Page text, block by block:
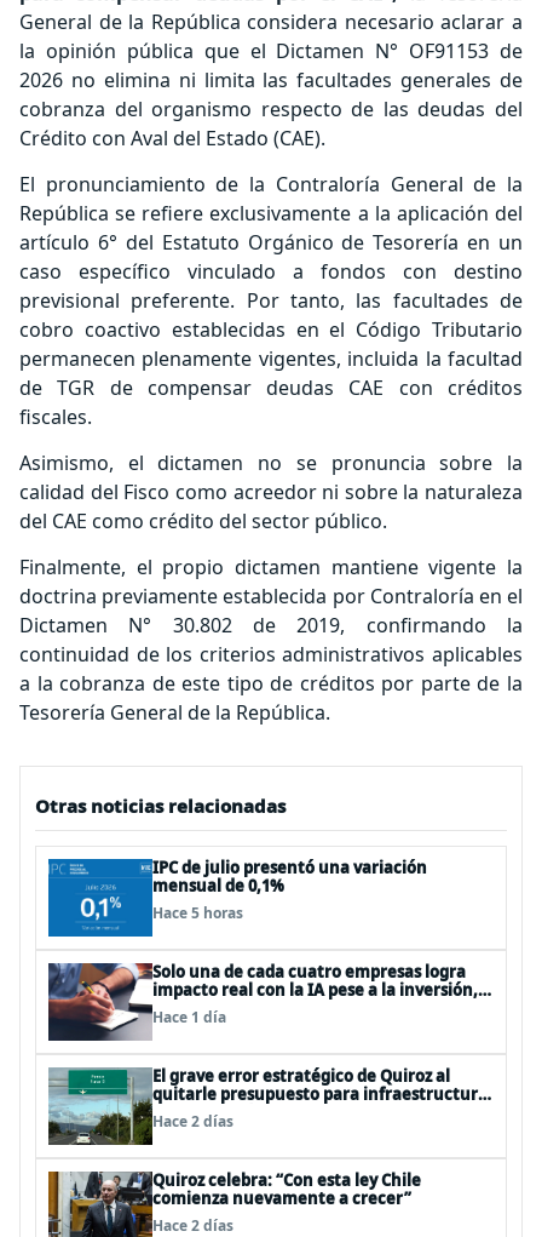
General de la República considera necesario aclarar a
la opinión pública que el Dictamen N° OF91153 de
2026 no elimina ni limita las facultades generales de
cobranza del organismo respecto de las deudas del
Crédito con Aval del Estado (CAE).
El pronunciamiento de la Contraloría General de la
República se refiere exclusivamente a la aplicación del
artículo 6° del Estatuto Orgánico de Tesorería en un
caso específico vinculado a fondos con destino
previsional preferente. Por tanto, las facultades de
cobro coactivo establecidas en el Código Tributario
permanecen plenamente vigentes, incluida la facultad
de TGR de compensar deudas CAE con créditos
fiscales.
Asimismo, el dictamen no se pronuncia sobre la
calidad del Fisco como acreedor ni sobre la naturaleza
del CAE como crédito del sector público.
Finalmente, el propio dictamen mantiene vigente la
doctrina previamente establecida por Contraloría en el
Dictamen N° 30.802 de 2019, confirmando la
continuidad de los criterios administrativos aplicables
a la cobranza de este tipo de créditos por parte de la
Tesorería General de la República.
Otras noticias relacionadas
IPC de julio presentó una variación
mensual de 0,1%
Hace 5 horas
Solo una de cada cuatro empresas logra
impacto real con la IA pese a la inversión,
según el Foro Económico Mundial
Hace 1 día
El grave error estratégico de Quiroz al
quitarle presupuesto para infraestructura
vial del Biobío
Hace 2 días
Quiroz celebra: “Con esta ley Chile
comienza nuevamente a crecer”
Hace 2 días